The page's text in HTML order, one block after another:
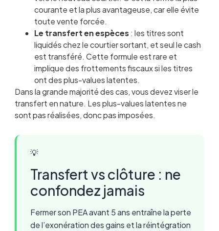
courante et la plus avantageuse, car elle évite
toute vente forcée.
Le transfert en espèces : les titres sont
liquidés chez le courtier sortant, et seul le cash
est transféré. Cette formule est rare et
implique des frottements fiscaux si les titres
ont des plus-values latentes.
Dans la grande majorité des cas, vous devez viser le
transfert en nature. Les plus-values latentes ne
sont pas réalisées, donc pas imposées.
💡
Transfert vs clôture : ne
confondez jamais
Fermer son PEA avant 5 ans entraîne la perte
de l’exonération des gains et la réintégration